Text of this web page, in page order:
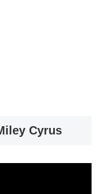
Cyrus